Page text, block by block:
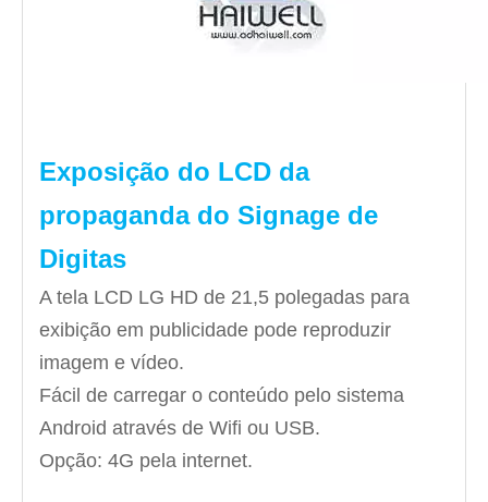
Exposição do LCD da
propaganda do Signage de
Digitas
A tela LCD LG HD de 21,5 polegadas para
exibição em publicidade pode reproduzir
imagem e vídeo.
Fácil de carregar o conteúdo pelo sistema
Android através de Wifi ou USB.
Opção: 4G pela internet.